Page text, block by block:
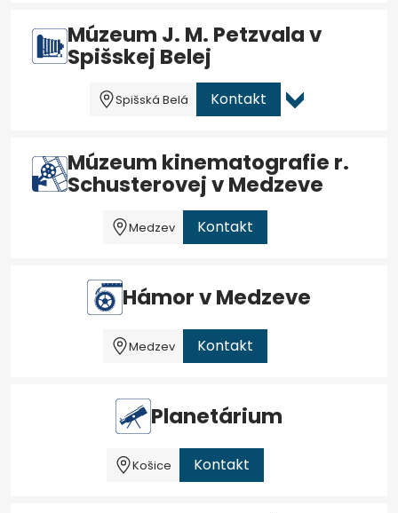
Múzeum J. M. Petzvala v
Spišskej Belej
Spišská Belá Kontakt
Múzeum kinematografie r.
Schusterovej v Medzeve
Medzev Kontakt
Hámor v Medzeve
Medzev Kontakt
Planetárium
Košice Kontakt